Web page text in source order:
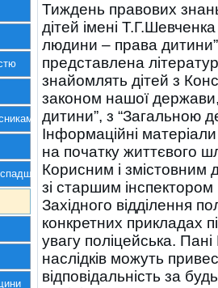
України
спадщина
Тиждень правових
дітей імені
людини – права дитини”.
представлена
знайомлять дітей з
законом нашої
дитини”, з “Загальною
Інформаційні
на початку життєвого
Корисним і змістовним
зі старшим
Західного відділення
конкретних прикладах
увагу поліцейська.
наслідків можуть
відповідальність за